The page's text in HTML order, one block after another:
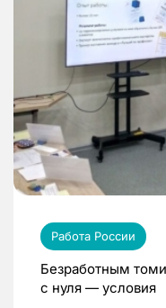
Работа России
Безработным
с нуля — условия